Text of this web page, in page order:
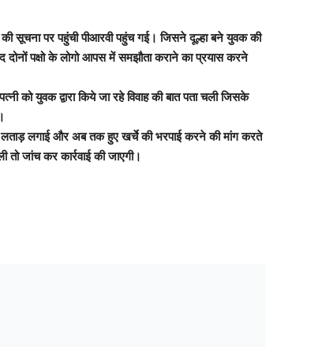
सूचना पर पहुंची पीआरवी पहुंच गई। जिसने दूल्हा बने युवक की
पक्षो के लोगो आपस में समझौता कराने का प्रयास करने
को युवक द्वारा किये जा रहे विवाह की बात पता चली जिसके
लगाई और अब तक हुए खर्चे की भरपाई करने की मांग करते
जांच कर कार्रवाई की जाएगी।